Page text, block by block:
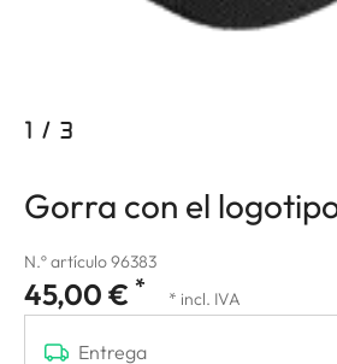
1 / 3
Gorra con el
N.º artículo 96383
45,00 € * * incl. IVA
Entrega